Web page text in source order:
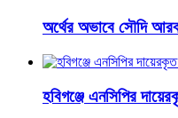
অর্থের অভাবে সৌদি
হবিগঞ্জে এনসিপির